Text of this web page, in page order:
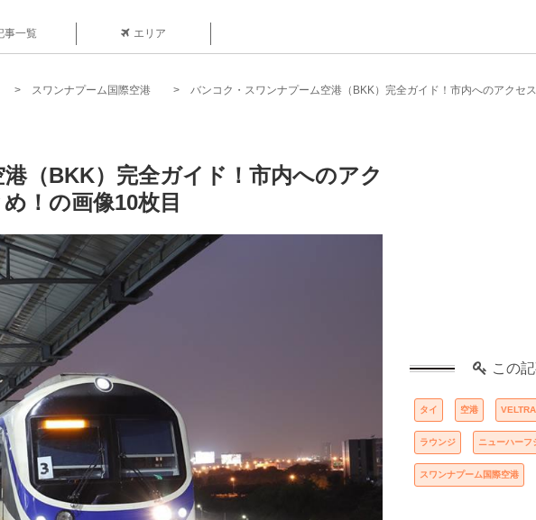
事一覧 エリア
スワンナプーム国際空港 バンコク・スワンナプーム空港（BKK）完全ガイド！市内へのアクセ
（BKK）完全ガイド！市内へのアク
！の画像10枚目
この
タイ 空港 VELTRA
ラウンジ ニューハーフ
スワンナプーム国際空港